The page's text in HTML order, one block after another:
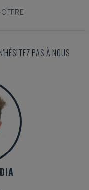
PAS À NOUS